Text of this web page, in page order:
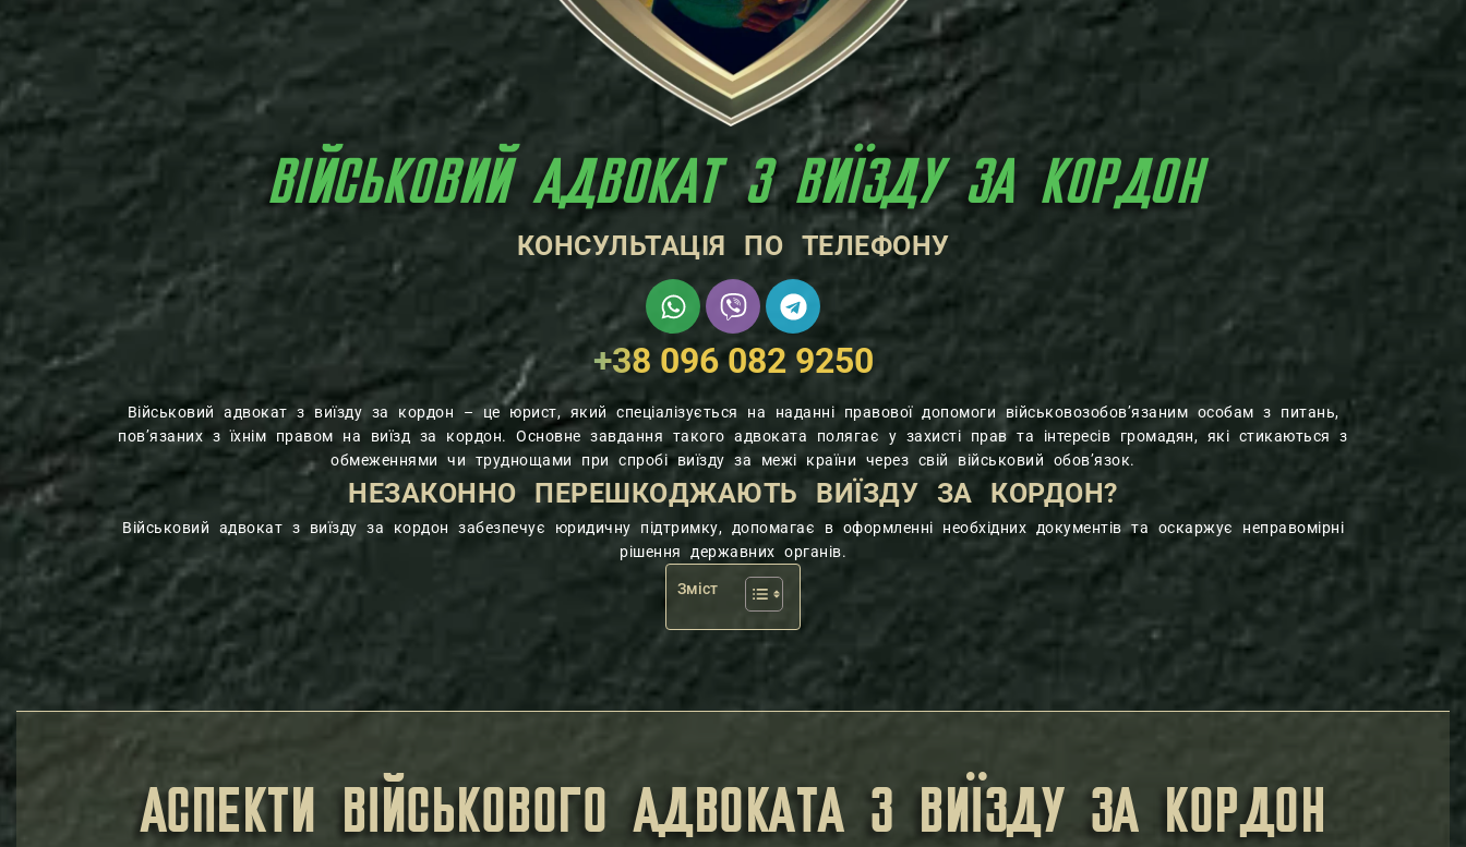
ВІЙСЬКОВИЙ АДВОКАТ З ВИЇЗДУ ЗА КОРДОН
КОНСУЛЬТАЦІЯ ПО ТЕЛЕФОНУ
+38 096 082 9250
Військовий адвокат з виїзду за кордон – це юрист, який спеціалізується на наданні правової допомоги військовозобов’язаним особам з питань,
пов’язаних з їхнім правом на виїзд за кордон. Основне завдання такого адвоката полягає у захисті прав та інтересів громадян, які стикаються з
обмеженнями чи труднощами при спробі виїзду за межі країни через свій військовий обов’язок.
НЕЗАКОННО ПЕРЕШКОДЖАЮТЬ ВИЇЗДУ ЗА КОРДОН?
Військовий адвокат з виїзду за кордон забезпечує юридичну підтримку, допомагає в оформленні необхідних документів та оскаржує неправомірні
рішення державних органів.
Зміст
АСПЕКТИ ВІЙСЬКОВОГО АДВОКАТА З ВИЇЗДУ ЗА КОРДОН